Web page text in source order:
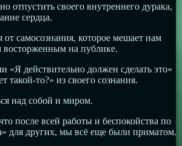
отпустить своего внутреннего дурака,
сердца.
от самосознания, которое мешает нам
восторженным на публике.
«Я действительно должен сделать это»
такой-то?» из своего сознания.
над собой и миром.
после всей работы и беспокойства по
для других, мы всё еще были приматом.